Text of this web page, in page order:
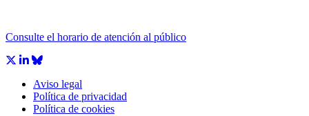
Consulte el horario de atención al público
Aviso legal
Política de privacidad
Política de cookies
CÁMARA DE COMERCIO DE GIPUZKOA
COMISIÓN ASESORA DE MOVILIDAD DEL